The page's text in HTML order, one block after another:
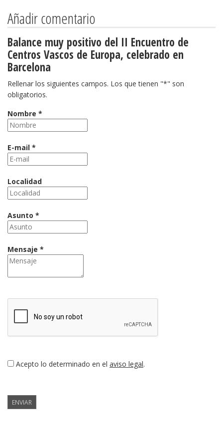
Añadir comentario
Balance muy positivo del II Encuentro de
Centros Vascos de Europa, celebrado en
Barcelona
Rellenar los siguientes campos. Los que tienen "*" son
obligatorios.
Nombre *
E-mail *
Localidad
Asunto *
Mensaje *
Acepto lo determinado en el aviso legal.
ENVIAR